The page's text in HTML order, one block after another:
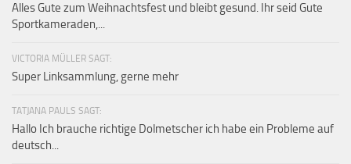
Alles Gute zum Weihnachtsfest und bleibt gesund. Ihr seid Gute
Sportkameraden,...
VICTORIA MÜLLER SAGT:
Super Linksammlung, gerne mehr
TATJANA PAULS SAGT:
Hallo Ich brauche richtige Dolmetscher ich habe ein Probleme auf
deutsch...